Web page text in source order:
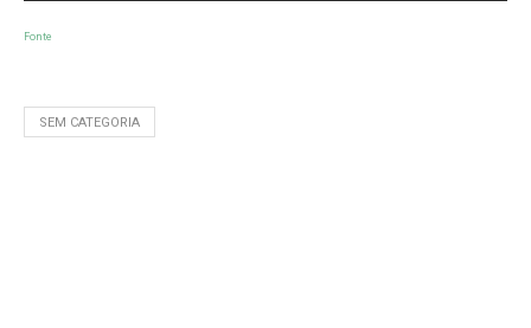
Fonte
SEM CATEGORIA